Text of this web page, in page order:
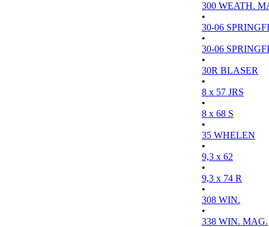
300 WEATH.
•
30-06
•
30-06
•
30R BLASER
•
8 x 57 JRS
•
8 x 68 S
•
35 WHELEN
•
9,3 x 62
•
9,3 x 74 R
•
308 WIN.
•
338 WIN. MAG.